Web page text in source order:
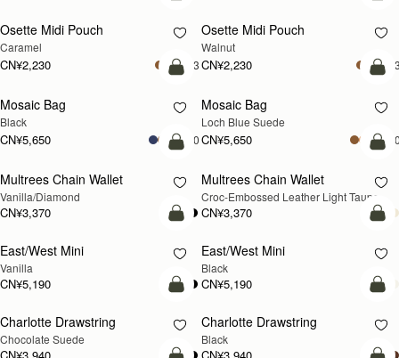
Osette Midi Pouch
Caramel
CN¥2,230 +3
新品上市
Osette Midi Pouch
Walnut
CN¥2,230
加入购物车
Mosaic Bag
Black
CN¥5,650 +10
新品上市
加
Mosaic Bag
Loch Blue Suede
CN¥5,650
加入购物车
Multrees Chain Wallet
Vanilla/Diamond
CN¥3,370
新品上市
加
Multrees Chain Wallet
Croc-Embossed Leather Light Taupe
CN¥3,370
加入购物车
East/West Mini
Vanilla
CN¥5,190
加
East/West Mini
Black
CN¥5,190
加入购物车
Charlotte Drawstring
Chocolate Suede
加
Charlotte Drawstring
Black